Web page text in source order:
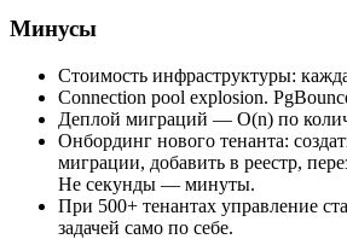
Минусы
Стоимость инфраструктуры:
Connection pool explosion.
Деплой миграций — O(n) по
Онбординг нового тенанта:
миграции, добавить в реестр,
Не секунды — минуты.
При 500+ тенантах управление
задачей само по себе.